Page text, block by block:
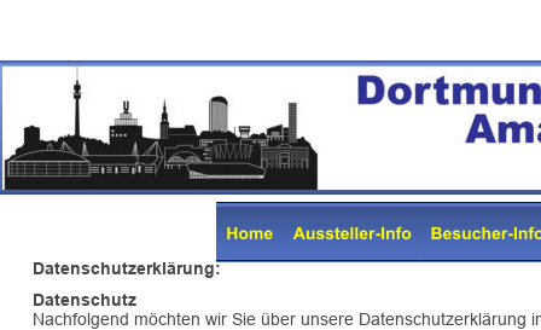
Datenschutzerklärung:
Datenschutz
Nachfolgend möchten wir Sie über unsere